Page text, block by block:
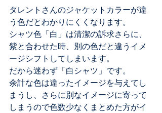
タレントさんのジャケットカラーが違
う色だとわかりにくくなります。
シャツ色「白」は清潔の訴求さらに、
紫と合わせた時、別の色だと違うイメ
ージシフトしてしまいます。
だから迷わず「白シャツ」です。
余計な色は違ったイメージを与えてし
まうし、さらに別なイメージに寄って
しまうので色数少なくまとめた方がイ